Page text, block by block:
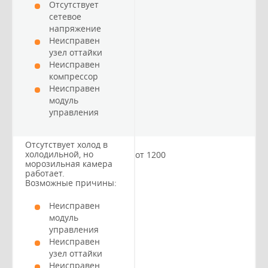
Отсутствует
сетевое
напряжение
Неисправен
узел оттайки
Неисправен
компрессор
Неисправен
модуль
управления
Отсутствует холод в
холодильной, но
морозильная камера
работает.
Возможные причины:
Неисправен
модуль
управления
Неисправен
узел оттайки
Неисправен
от 1200